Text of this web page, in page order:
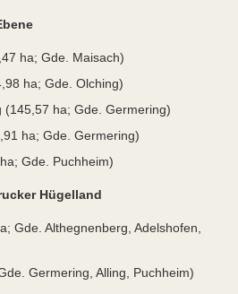
ha; Gde. Maisach)
ha; Gde. Olching)
(145,57 ha; Gde. Germering)
ha; Gde. Germering)
Gde. Puchheim)
Hügelland
Gde. Althegnenberg, Adelshofen,
Germering, Alling, Puchheim)